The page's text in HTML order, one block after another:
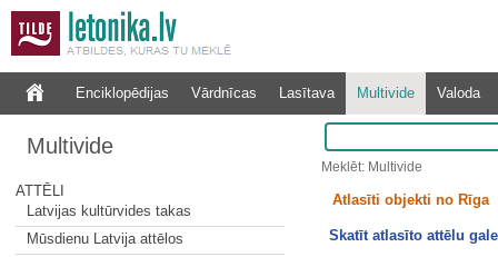
Enciklopēdijas Vārdnīcas Lasītava Multivide Valoda
Multivide
ATTĒLI
Latvijas kultūrvides takas
Mūsdienu Latvija attēlos
Meklēt: Multivide
Atlasīti objekti no Rīga
Skatīt atlasīto attēlu